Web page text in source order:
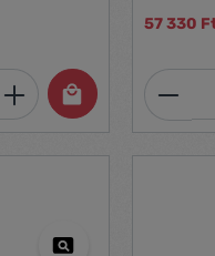
vagy
Orange edition Súly: 14.1 kg
Adja meg a
biztonsági
alváz kerekekkel
aprítónál való
Hálózati
57 330